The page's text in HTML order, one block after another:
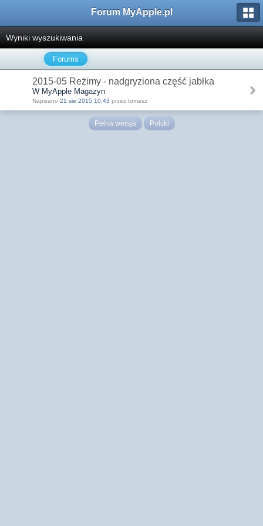
Forum MyApple.pl
Wyniki wyszukiwania
Forums
2015-05 Reżimy - nadgryziona część jabłka
W MyApple Magazyn
Napisano 21 sie 2015 10:43 przez tomasz
Pełna wersja Polski